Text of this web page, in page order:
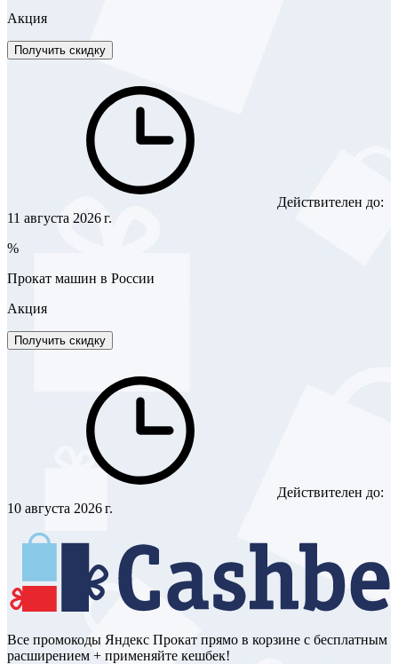
Акция
Получить скидку
Действителен до:
11 августа 2026 г.
%
Прокат машин в России
Акция
Получить скидку
Действителен до:
10 августа 2026 г.
Все промокоды Яндекс Прокат прямо в корзине с бесплатным
расширением + применяйте кешбек!